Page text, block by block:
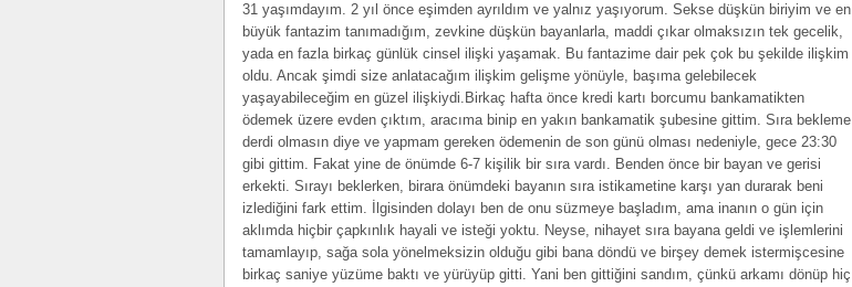
31 yaşımdayım. 2 yıl önce eşimden ayrıldım ve yalnız yaşıyorum. Sekse düşkün biriyim ve en
büyük fantazim tanımadığım, zevkine düşkün bayanlarla, maddi çıkar olmaksızın tek gecelik,
yada en fazla birkaç günlük cinsel ilişki yaşamak. Bu fantazime dair pek çok bu şekilde ilişkim
oldu. Ancak şimdi size anlatacağım ilişkim gelişme yönüyle, başıma gelebilecek
yaşayabileceğim en güzel ilişkiydi.Birkaç hafta önce kredi kartı borcumu bankamatikten
ödemek üzere evden çıktım, aracıma binip en yakın bankamatik şubesine gittim. Sıra bekleme
derdi olmasın diye ve yapmam gereken ödemenin de son günü olması nedeniyle, gece 23:30
gibi gittim. Fakat yine de önümde 6-7 kişilik bir sıra vardı. Benden önce bir bayan ve gerisi
erkekti. Sırayı beklerken, birara önümdeki bayanın sıra istikametine karşı yan durarak beni
izlediğini fark ettim. İlgisinden dolayı ben de onu süzmeye başladım, ama inanın o gün için
aklımda hiçbir çapkınlık hayali ve isteği yoktu. Neyse, nihayet sıra bayana geldi ve işlemlerini
tamamlayıp, sağa sola yönelmeksizin olduğu gibi bana döndü ve birşey demek istermişcesine
birkaç saniye yüzüme baktı ve yürüyüp gitti. Yani ben gittiğini sandım, çünkü arkamı dönüp hiç